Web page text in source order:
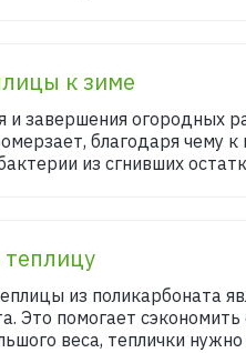
к зиме
и завершения огородных
благодаря чему
из сгнивших
теплицу
из поликарбоната
Это помогает
веса, теплички